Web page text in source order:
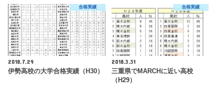
合格実績
2018.7.29
伊勢高校の大学合格実績（H30）
合格実績
2018.3.31
三重県でMARCHに近い高校
（H29）